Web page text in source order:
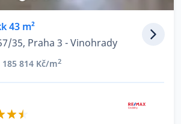
43 m²
35, Praha 3 - Vinohrady
185 814 Kč/m2